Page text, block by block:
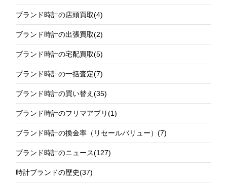
ブランド時計の店頭買取(4)
ブランド時計の出張買取(2)
ブランド時計の宅配買取(5)
ブランド時計の一括査定(7)
ブランド時計の買い替え(35)
ブランド時計のフリマアプリ(1)
ブランド時計の換金率（リセールバリュー）(7)
ブランド時計のニュース(127)
時計ブランドの歴史(37)